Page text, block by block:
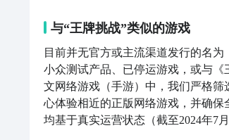
与“王牌挑战”类似的游戏
目前并无官方或主流渠道发行的名
小众测试产品、已停运游戏，或与
文网络游戏（手游）中，我们严格筛
心体验相近的正版网络游戏，并确
均基于真实运营状态（截至2024年7